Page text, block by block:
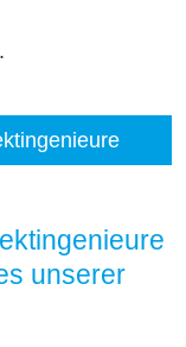
unserer